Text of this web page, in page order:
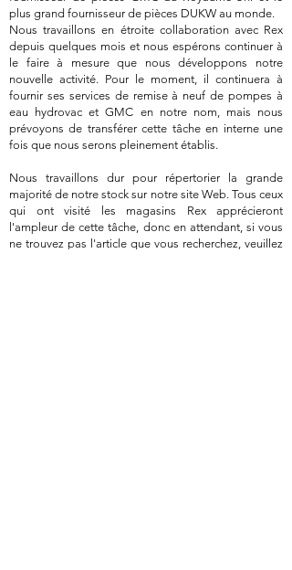
plus grand fournisseur de pièces DUKW au monde.
Nous travaillons en étroite collaboration avec Rex
depuis quelques mois et nous espérons continuer à
le faire à mesure que nous développons notre
nouvelle activité. Pour le moment, il continuera à
fournir ses services de remise à neuf de pompes à
eau hydrovac et GMC en notre nom, mais nous
prévoyons de transférer cette tâche en interne une
fois que nous serons pleinement établis.
Nous travaillons dur pour répertorier la grande
majorité de notre stock sur notre site Web. Tous ceux
qui ont visité les magasins Rex apprécieront
l'ampleur de cette tâche, donc en attendant, si vous
ne trouvez pas l'article que vous recherchez, veuillez